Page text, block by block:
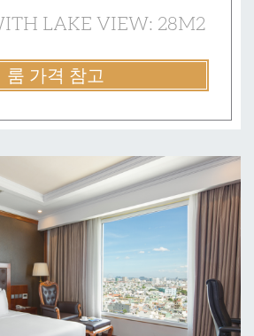
LAKE VIEW: 28M2
룸 가격 참고